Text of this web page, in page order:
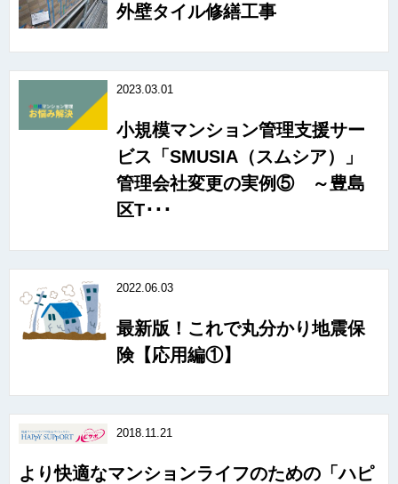
外壁タイル修繕工事
2023.03.01
小規模マンション管理支援サー
ビス「SMUSIA（スムシア）」
管理会社変更の実例⑤ ～豊島
区T･･･
2022.06.03
最新版！これで丸分かり地震保
険【応用編①】
2018.11.21
より快適なマンションライフのための「ハピ